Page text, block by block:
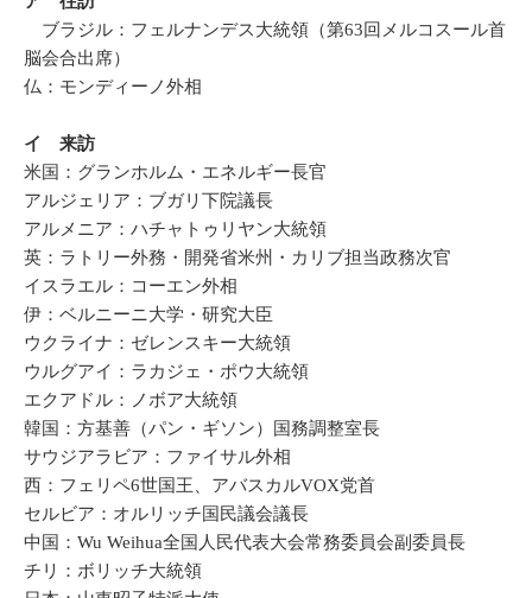
ブラジル：フェルナンデス大統領（第63回メルコスール首
脳会合出席）
仏：モンディーノ外相
イ 来訪
米国：グランホルム・エネルギー長官
アルジェリア：ブガリ下院議長
アルメニア：ハチャトゥリヤン大統領
英：ラトリー外務・開発省米州・カリブ担当政務次官
イスラエル：コーエン外相
伊：ベルニーニ大学・研究大臣
ウクライナ：ゼレンスキー大統領
ウルグアイ：ラカジェ・ポウ大統領
エクアドル：ノボア大統領
韓国：方基善（パン・ギソン）国務調整室長
サウジアラビア：ファイサル外相
西：フェリペ6世国王、アバスカルVOX党首
セルビア：オルリッチ国民議会議長
中国：Wu Weihua全国人民代表大会常務委員会副委員長
チリ：ボリッチ大統領